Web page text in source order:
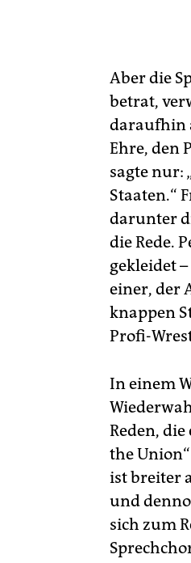
Aber die
betrat,
daraufhin
Ehre, den
sagte nur:
Staaten.“
darunter
die Rede.
gekleidet
einer, der
knappen
Profi-
In einem
Reden,
the
ist breiter
und
sich zum